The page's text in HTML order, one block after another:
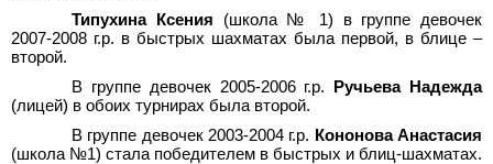
Типухина Ксения (школа № 1) в группе девочек
2007-2008 г.р. в быстрых шахматах была первой, в блице –
второй.
В группе девочек 2005-2006 г.р. Ручьева Надежда
(лицей) в обоих турнирах была второй.
В группе девочек 2003-2004 г.р. Кононова Анастасия
(школа №1) стала победителем в быстрых и блиц-шахматах.